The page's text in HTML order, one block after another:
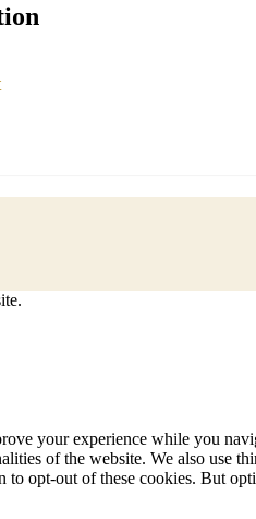
your experience while you
of the website. We also use
to opt-out of these cookies. But